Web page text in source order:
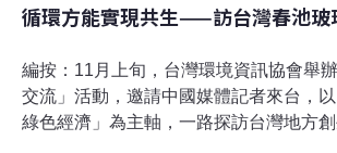
循環方能實現共生——訪台灣春池玻
編按：11月上旬，台灣環境資訊協會舉
交流」活動，邀請中國媒體記者來台，
綠色經濟」為主軸，一路探訪台灣地方